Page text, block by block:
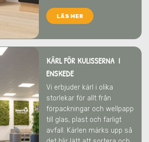
LÄS MER
KÄRL FÖR KULISSERNA I
ENSKEDE
Vi erbjuder kärl i olika
storlekar för allt från
förpackningar och wellpapp
till glas, plast och farligt
avfall. Kärlen märks upp så